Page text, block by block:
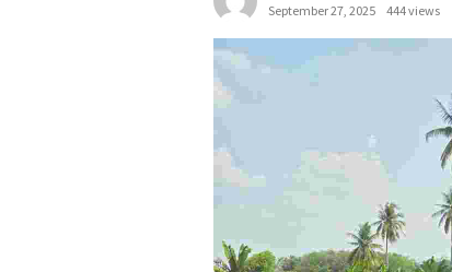
September 27, 2025
444 views